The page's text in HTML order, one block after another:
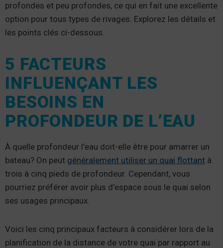
profondes et peu profondes, ce qui en fait une excellente
option pour tous types de rivages. Explorez les détails et
les points clés ci-dessous.
5 FACTEURS
INFLUENÇANT LES
BESOINS EN
PROFONDEUR DE L’EAU
À quelle profondeur l’eau doit-elle être pour amarrer un
bateau? On peut généralement utiliser un quai flottant à
trois à cinq pieds de profondeur. Cependant, vous
pourriez préférer avoir plus d’espace sous le quai selon
ses usages principaux.
Voici les cinq principaux facteurs à considérer lors de la
planification de la distance de votre quai par rapport au